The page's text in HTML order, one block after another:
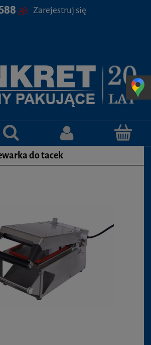
Zarejestruj się
do tacek